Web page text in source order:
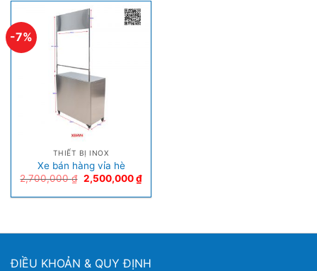
-7%
THIẾT BỊ INOX
Xe bán hàng vỉa hè
2,700,000₫ 2,500,000₫
ĐIỀU KHOẢN & QUY ĐỊNH